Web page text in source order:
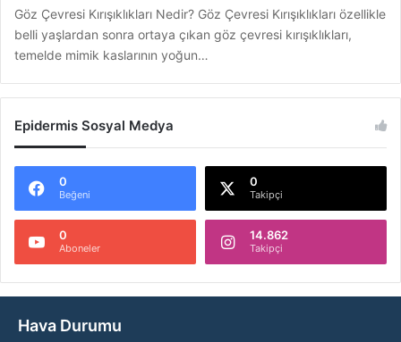
Göz Çevresi Kırışıklıkları Nedir? Göz Çevresi Kırışıklıkları özellikle
belli yaşlardan sonra ortaya çıkan göz çevresi kırışıklıkları,
temelde mimik kaslarının yoğun…
Epidermis Sosyal Medya
0
Beğeni
0
Takipçi
0
Aboneler
14.862
Takipçi
Hava Durumu